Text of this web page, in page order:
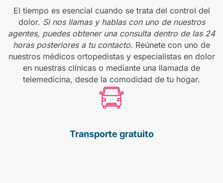
El tiempo es esencial cuando se trata del control del
dolor. Si nos llamas y hablas con uno de nuestros
agentes, puedes obtener una consulta dentro de las 24
horas posteriores a tu contacto. Reúnete con uno de
nuestros médicos ortopedistas y especialistas en dolor
en nuestras clínicas o mediante una llamada de
telemedicina, desde la comodidad de tu hogar.
Transporte gratuito